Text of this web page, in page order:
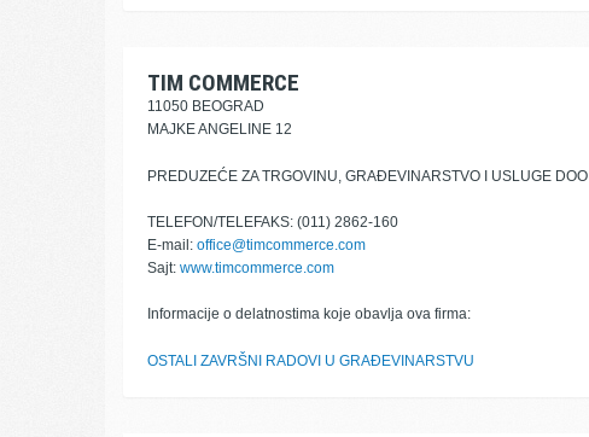
TIM COMMERCE
11050 BEOGRAD
MAJKE ANGELINE 12
PREDUZEĆE ZA TRGOVINU, GRAĐEVINARSTVO I USLUGE DOO
TELEFON/TELEFAKS: (011) 2862-160
E-mail: office@timcommerce.com
Sajt: www.timcommerce.com
Informacije o delatnostima koje obavlja ova firma:
OSTALI ZAVRŠNI RADOVI U GRAĐEVINARSTVU